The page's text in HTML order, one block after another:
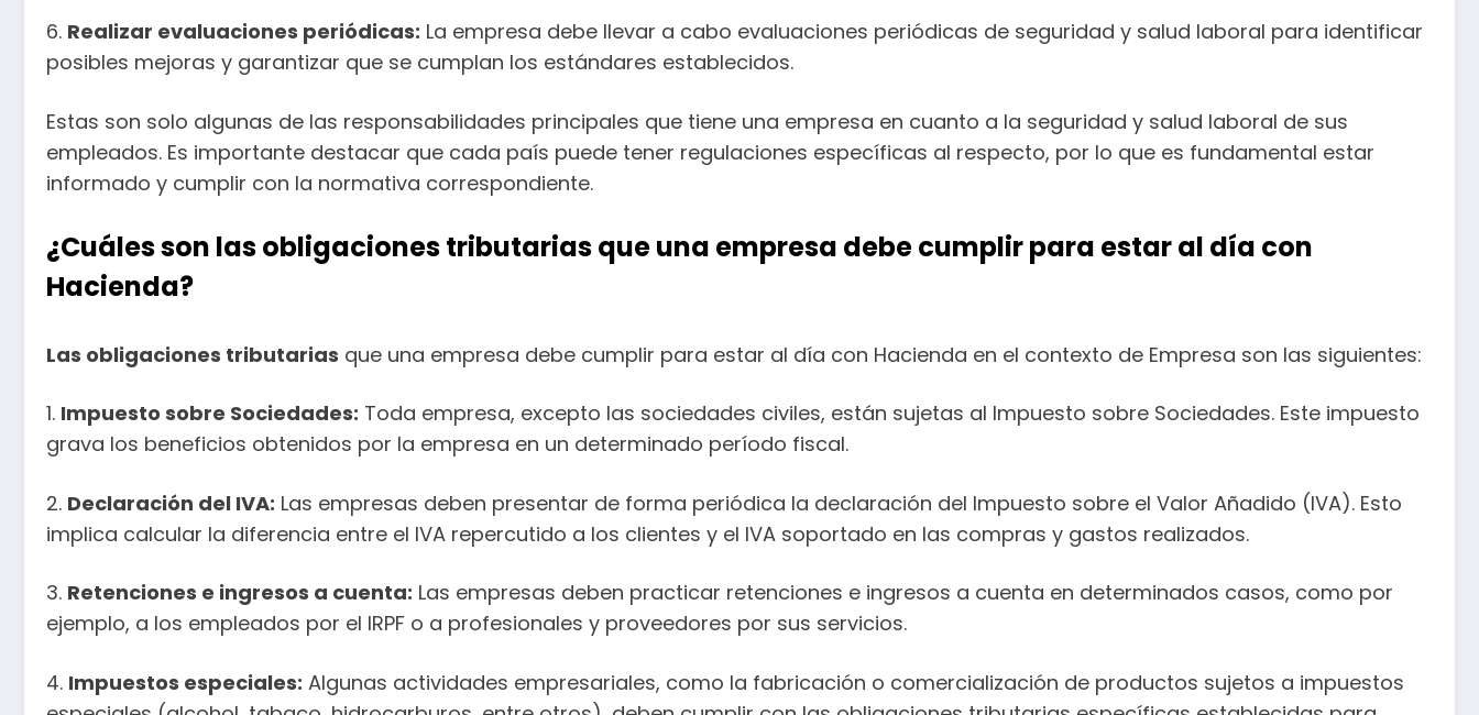
6. Realizar evaluaciones periódicas: La empresa debe llevar a cabo evaluaciones periódicas de seguridad y salud laboral para identificar
posibles mejoras y garantizar que se cumplan los estándares establecidos.
Estas son solo algunas de las responsabilidades principales que tiene una empresa en cuanto a la seguridad y salud laboral de sus
empleados. Es importante destacar que cada país puede tener regulaciones específicas al respecto, por lo que es fundamental estar
informado y cumplir con la normativa correspondiente.
¿Cuáles son las obligaciones tributarias que una empresa debe cumplir para estar al día con
Hacienda?
Las obligaciones tributarias que una empresa debe cumplir para estar al día con Hacienda en el contexto de Empresa son las siguientes:
1. Impuesto sobre Sociedades: Toda empresa, excepto las sociedades civiles, están sujetas al Impuesto sobre Sociedades. Este impuesto
grava los beneficios obtenidos por la empresa en un determinado período fiscal.
2. Declaración del IVA: Las empresas deben presentar de forma periódica la declaración del Impuesto sobre el Valor Añadido (IVA). Esto
implica calcular la diferencia entre el IVA repercutido a los clientes y el IVA soportado en las compras y gastos realizados.
3. Retenciones e ingresos a cuenta: Las empresas deben practicar retenciones e ingresos a cuenta en determinados casos, como por
ejemplo, a los empleados por el IRPF o a profesionales y proveedores por sus servicios.
4. Impuestos especiales: Algunas actividades empresariales, como la fabricación o comercialización de productos sujetos a impuestos